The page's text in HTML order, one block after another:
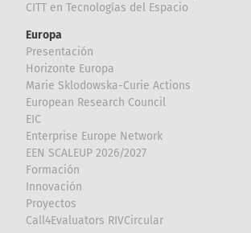
CITT en Tecnologías del Espacio
Europa
Presentación
Horizonte Europa
Marie Sklodowska-Curie Actions
European Research Council
EIC
Enterprise Europe Network
EEN SCALEUP 2026/2027
Formación
Innovación
Proyectos
Call4Evaluators RIVCircular